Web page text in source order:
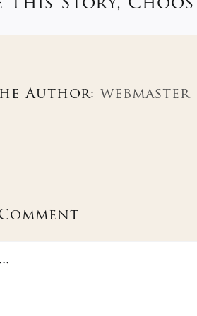
This Story,
Author: webmaster